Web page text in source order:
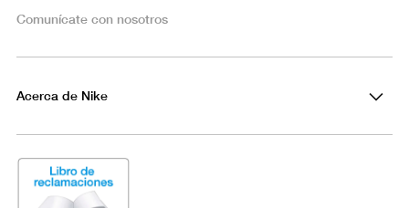
Comunícate con nosotros
Acerca de Nike